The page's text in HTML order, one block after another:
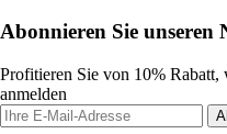
Abonnieren Sie unseren
Profitieren Sie von 10% Rabatt,
anmelden